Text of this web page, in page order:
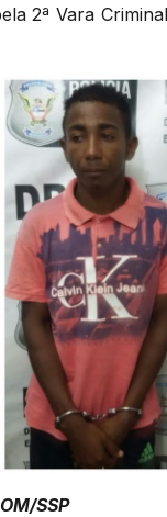
2ª Vara
SSP